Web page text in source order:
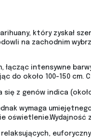
który zyskał
na zachodnim
łącząc intensywne
do około 100-150
z genów indica
wymaga
oświetlenie.Wydajność
relaksujących,